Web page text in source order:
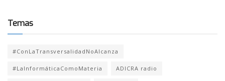
Temas
#ConLaTransversalidadNoAlcanza
#LaInformáticaComoMateria ADICRA radio